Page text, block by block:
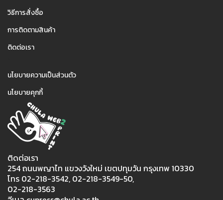
วิธีการสั่งซื้อ
การติดตามสินค้า
ติดต่อเรา
นโยบายความเป็นส่วนตัว
นโยบายคุกกี้
ติดต่อเรา
254 ถนนพญาไท แขวงวังใหม่ เขตปทุมวัน กรุงเทพ 10330
โทร 02-218-3542, 02-218-3549-50,
02-218-3563